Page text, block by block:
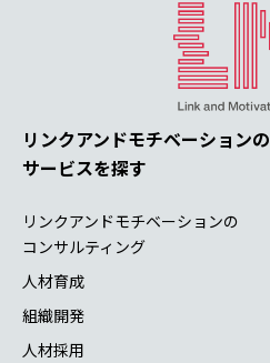
リンクアンドモチベーションの
サービスを探す
リンクアンドモチベーションの
コンサルティング
人材育成
組織開発
人材採用